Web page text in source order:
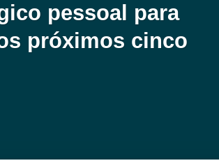
pessoal para
próximos cinco